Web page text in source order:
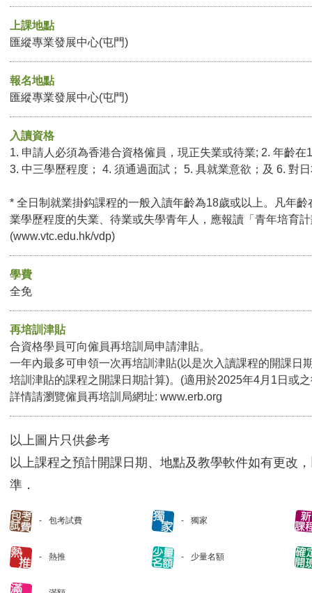
上課地點
匯縱專業發展中心(屯門)
報名地點
匯縱專業發展中心(屯門)
入讀資格
1. 申請人必須為香港合資格僱員，現正失業或待業; 2. 年齡在
3. 中三學歷程度； 4. 須通過面試； 5. 具就業意欲；及 6. 對
* 全日制就業掛鈎課程的一般入讀年齡為18歲或以上。凡年
業學歷程度的失業、待業或失學青年人，應報讀「青年培育
(www.vtc.edu.hk/vdp)
學費
全免
再培訓津貼
合資格學員可向僱員再培訓局申請津貼。
一年內最多可申領一次再培訓津貼(以是次入讀課程的開課日
培訓津貼的課程之開課日期計算)。(適用於2025年4月1日或
詳情請瀏覽僱員再培訓局網址: www.erb.org
以上圖片只供參考
以上課程之預計開課日期、地點及教學軟件如有更改
準．
包考試費 獨家
熱推 少量名額